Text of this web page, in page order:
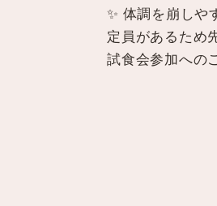
✨ 体調を崩しや
定員があるため
試食会参加への